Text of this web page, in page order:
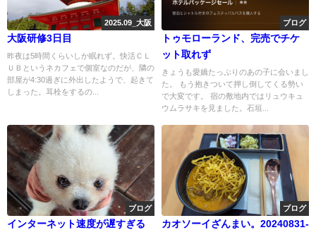
2025.09_大阪
大阪研修3日目
昨夜は5時間くらいしか眠れず。快活ＣＬ
ＵＢというネカフェで個室なのだが、隣の
部屋が4:30過ぎに外出したようで、起きて
しまった。耳栓をするの...
ブログ
トゥモローランド、完売でチケ
ット取れず
きょうも愛嬌たっぷりのあの子に会いまし
た。 もう抱きついて押し倒してくる勢い
で大変です。 宿の敷地内ではリュウキュ
ウムラサキを見ました。石垣...
ブログ
インターネット速度が遅すぎる
ブログ
カオソーイざんまい。20240831-